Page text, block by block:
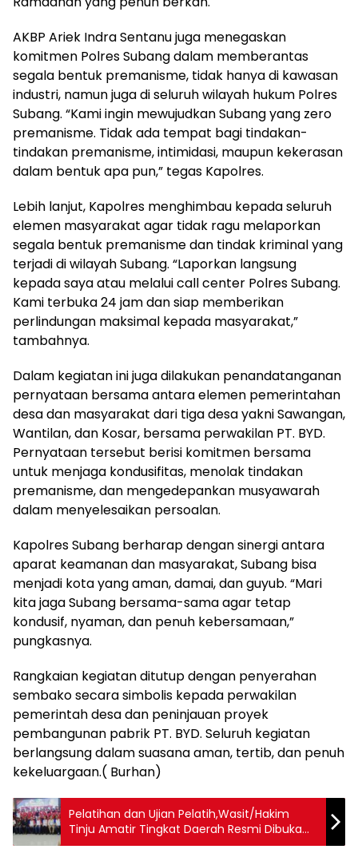
AKBP Ariek Indra Sentanu juga menegaskan
komitmen Polres Subang dalam memberantas
segala bentuk premanisme, tidak hanya di kawasan
industri, namun juga di seluruh wilayah hukum Polres
Subang. “Kami ingin mewujudkan Subang yang zero
premanisme. Tidak ada tempat bagi tindakan-
tindakan premanisme, intimidasi, maupun kekerasan
dalam bentuk apa pun,” tegas Kapolres.
Lebih lanjut, Kapolres menghimbau kepada seluruh
elemen masyarakat agar tidak ragu melaporkan
segala bentuk premanisme dan tindak kriminal yang
terjadi di wilayah Subang. “Laporkan langsung
kepada saya atau melalui call center Polres Subang.
Kami terbuka 24 jam dan siap memberikan
perlindungan maksimal kepada masyarakat,”
tambahnya.
Dalam kegiatan ini juga dilakukan penandatanganan
pernyataan bersama antara elemen pemerintahan
desa dan masyarakat dari tiga desa yakni Sawangan,
Wantilan, dan Kosar, bersama perwakilan PT. BYD.
Pernyataan tersebut berisi komitmen bersama
untuk menjaga kondusifitas, menolak tindakan
premanisme, dan mengedepankan musyawarah
dalam menyelesaikan persoalan.
Kapolres Subang berharap dengan sinergi antara
aparat keamanan dan masyarakat, Subang bisa
menjadi kota yang aman, damai, dan guyub. “Mari
kita jaga Subang bersama-sama agar tetap
kondusif, nyaman, dan penuh kebersamaan,”
pungkasnya.
Rangkaian kegiatan ditutup dengan penyerahan
sembako secara simbolis kepada perwakilan
pemerintah desa dan peninjauan proyek
pembangunan pabrik PT. BYD. Seluruh kegiatan
berlangsung dalam suasana aman, tertib, dan penuh
kekeluargaan.( Burhan)
Pelatihan dan Ujian Pelatih,Wasit/Hakim
Tinju Amatir Tingkat Daerah Resmi Dibuka
Hari Ini